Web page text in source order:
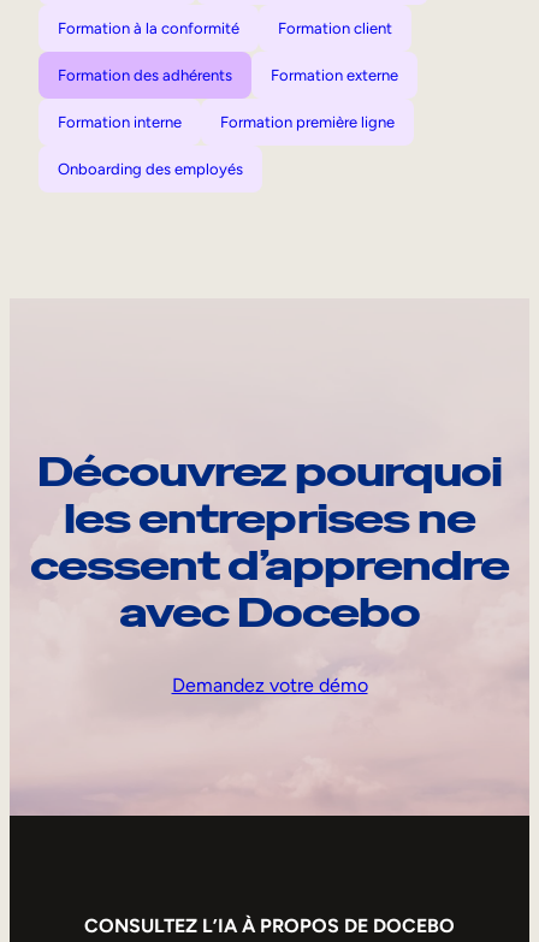
Formation à la conformité Formation client
Formation des adhérents Formation externe
Formation interne Formation première ligne
Onboarding des employés
Découvrez pourquoi
les entreprises ne
cessent d’apprendre
avec Docebo
Demandez votre démo
CONSULTEZ L’IA À PROPOS DE DOCEBO